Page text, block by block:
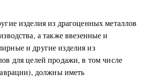
изделия из драгоценных металлов
а также ввезенные и
и другие изделия из
для целей продажи, в том числе
должны иметь